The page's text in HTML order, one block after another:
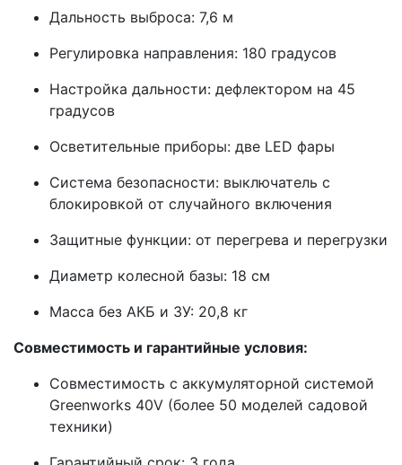
Дальность выброса: 7,6 м
Регулировка направления: 180 градусов
Настройка дальности: дефлектором на 45
градусов
Осветительные приборы: две LED фары
Система безопасности: выключатель с
блокировкой от случайного включения
Защитные функции: от перегрева и перегрузки
Диаметр колесной базы: 18 см
Масса без АКБ и ЗУ: 20,8 кг
Совместимость и гарантийные условия:
Совместимость с аккумуляторной системой
Greenworks 40V (более 50 моделей садовой
техники)